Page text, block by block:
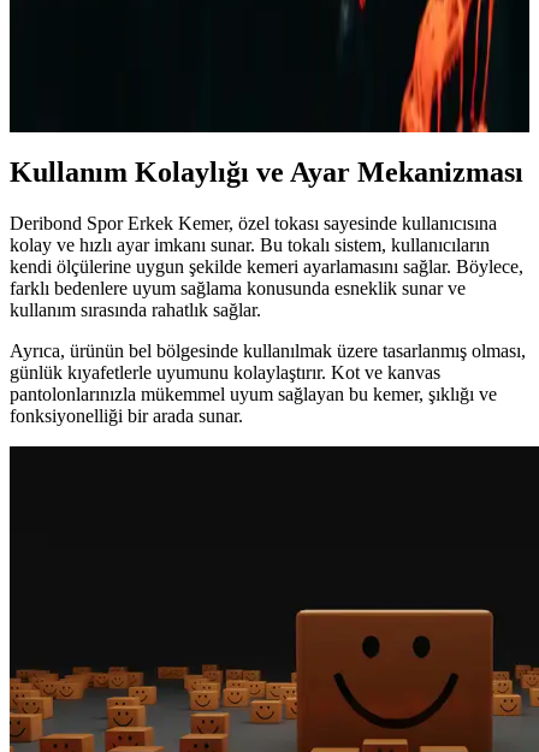
Yaz aylarında rahat ve şık kalmak isteyen erkekler için kot şortlar,
farklı kesim ve renk seçenekleriyle ideal tercih. Günlük, spor ve
resmi olmayan ortamlar için uygun modellerle tarzınızı yansıtın.
Kullanım Kolaylığı ve Ayar Mekanizması
Deribond Spor Erkek Kemer, özel tokası sayesinde kullanıcısına
kolay ve hızlı ayar imkanı sunar. Bu tokalı sistem, kullanıcıların
kendi ölçülerine uygun şekilde kemeri ayarlamasını sağlar. Böylece,
farklı bedenlere uyum sağlama konusunda esneklik sunar ve
kullanım sırasında rahatlık sağlar.
Ayrıca, ürünün bel bölgesinde kullanılmak üzere tasarlanmış olması,
günlük kıyafetlerle uyumunu kolaylaştırır. Kot ve kanvas
pantolonlarınızla mükemmel uyum sağlayan bu kemer, şıklığı ve
fonksiyonelliği bir arada sunar.